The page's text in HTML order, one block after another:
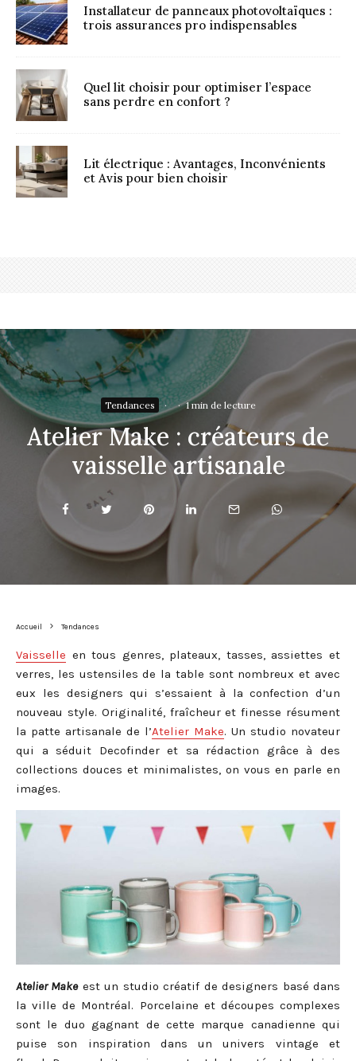
Installateur de panneaux photovoltaïques :
trois assurances pro indispensables
Quel lit choisir pour optimiser l’espace
sans perdre en confort ?
Lit électrique : Avantages, Inconvénients
et Avis pour bien choisir
Tendances · · 1 min de lecture
Atelier Make : créateurs de
vaisselle artisanale
Accueil Tendances
Vaisselle en tous genres, plateaux, tasses, assiettes et
verres, les ustensiles de la table sont nombreux et avec
eux les designers qui s’essaient à la confection d’un
nouveau style. Originalité, fraîcheur et finesse résument
la patte artisanale de l’Atelier Make. Un studio novateur
qui a séduit Decofinder et sa rédaction grâce à des
collections douces et minimalistes, on vous en parle en
images.
Atelier Makeest un studio créatif de designers basé dans
la ville de Montréal. Porcelaine et découpes complexes
sont le duo gagnant de cette marque canadienne qui
puise son inspiration dans un univers vintage et